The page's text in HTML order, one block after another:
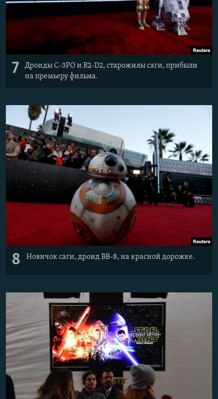
7
Дроиды C-3PO и R2-D2, старожилы саги, прибыли
на премьеру фильма.
8 Новичок саги, дроид BB-8, на красной дорожке.